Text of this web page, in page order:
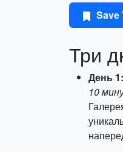
Save
Три
День
10